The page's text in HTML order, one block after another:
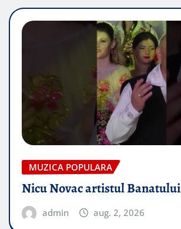
MUZICA POPULARA
Nicu Novac artistul Banatului
admin aug. 2, 2026